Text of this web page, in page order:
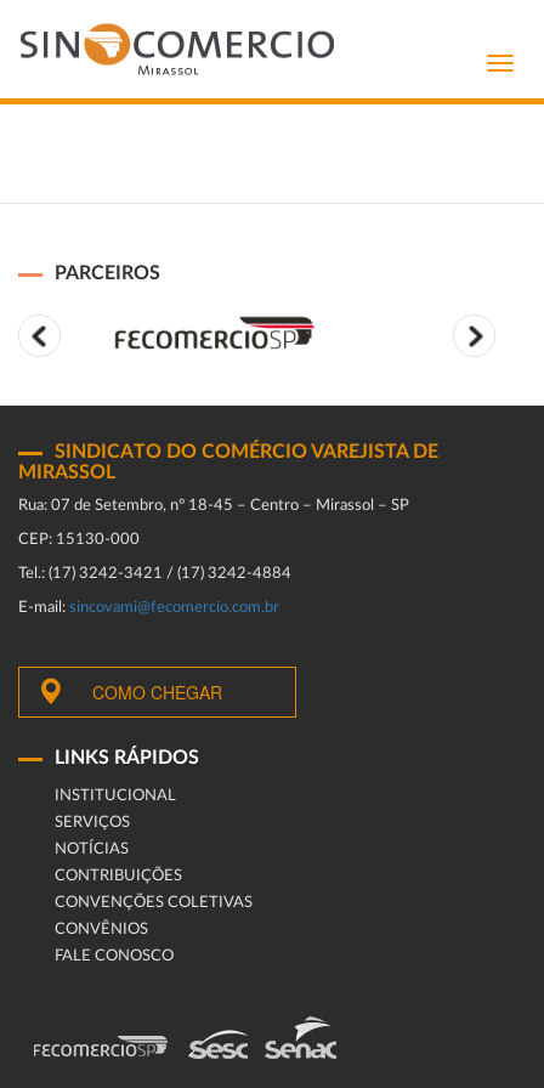
PARCEIROS
SINDICATO DO COMÉRCIO VAREJISTA DE
MIRASSOL
Rua: 07 de Setembro, n° 18-45 – Centro – Mirassol – SP
CEP: 15130-000
Tel.: (17) 3242-3421 / (17) 3242-4884
E-mail: sincovami@fecomercio.com.br
COMO CHEGAR
LINKS RÁPIDOS
INSTITUCIONAL
SERVIÇOS
NOTÍCIAS
CONTRIBUIÇÕES
CONVENÇÕES COLETIVAS
CONVÊNIOS
FALE CONOSCO